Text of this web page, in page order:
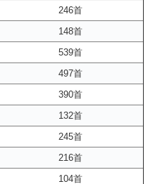
246首
148首
539首
497首
390首
132首
245首
216首
104首